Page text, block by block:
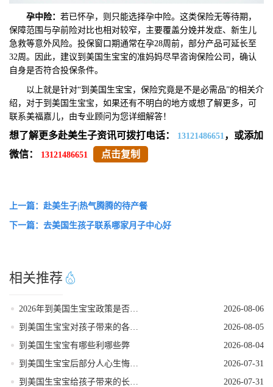
孕中险： 若已怀孕，则只能选择孕中险。这类保险无等待期，
保障范围与孕前险对比也相对较窄，主要覆盖分娩并发症、新生儿
急救等意外风险。投保窗口期通常在孕28周前，部分产品可延长至
32周。因此，建议到美国生宝宝的准妈妈尽早咨询保险公司，确认
自身是否符合投保条件。
以上就是针对“到美国生宝宝，保险究竟是不是必需品”的相关介
绍，对于到美国生宝宝，如果还有不明白的地方或想了解更多，可
联系美福嘉儿，由专业顾问为您详细解答！
想了解更多赴美生子资讯可拨打电话： 13121486651 ，或添加
微信：
13121486651 点击复制
上一篇：赴美生子|热气腾腾的待产餐
下一篇：去美国生孩子联系哪家月子中心好
相关推荐
2026-08-06
2026-08-05
到美国生宝宝有哪些利哪些弊
2026-08-04
2026-07-31
2026-07-31